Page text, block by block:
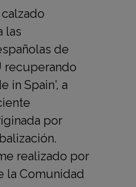
las
de
recuperando
in Spain', a
por
realizado por
la Comunidad